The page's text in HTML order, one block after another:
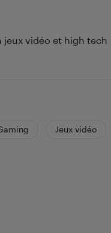
jeux vidéo et high tech
Jeux vidéo